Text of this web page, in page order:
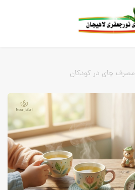
مصرف چای در کودکان